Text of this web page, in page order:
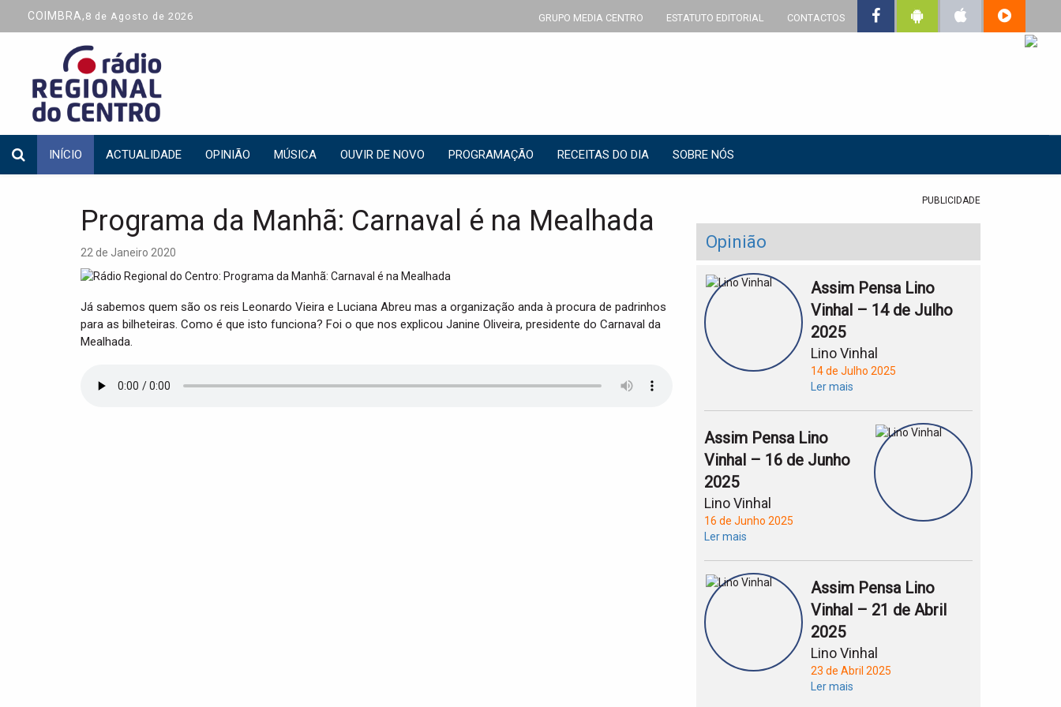
COIMBRA, 8 de Agosto de 2026 GRUPO MEDIA CENTRO ESTATUTO EDITORIAL CONTACTOS
INÍCIO ACTUALIDADE OPINIÃO MÚSICA OUVIR DE NOVO PROGRAMAÇÃO RECEITAS DO DIA SOBRE NÓS
Programa da Manhã: Carnaval é na Mealhada
22 de Janeiro 2020
Já sabemos quem são os reis Leonardo Vieira e Luciana Abreu mas a organização anda à procura de padrinhos
para as bilheteiras. Como é que isto funciona? Foi o que nos explicou Janine Oliveira, presidente do Carnaval da
Mealhada.
PUBLICIDADE
Opinião
Assim Pensa Lino
Vinhal – 14 de Julho
2025
Lino Vinhal
14 de Julho 2025
Ler mais
Assim Pensa Lino
Vinhal – 16 de Junho
2025
Lino Vinhal
16 de Junho 2025
Ler mais
Assim Pensa Lino
Vinhal – 21 de Abril
2025
Lino Vinhal
23 de Abril 2025
Ler mais